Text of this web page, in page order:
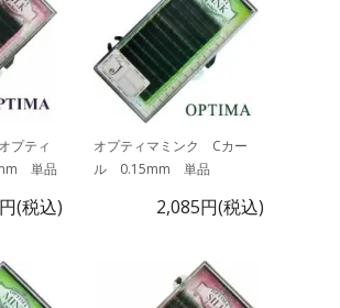
プティ
単品
(税込)
オプティマミンク Cカー
ル 0.15mm 単品
2,085円(税込)